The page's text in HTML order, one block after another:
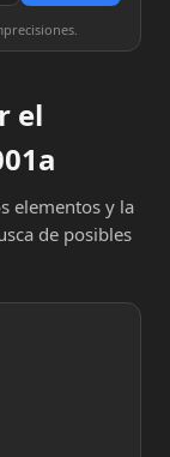
el
elementos y la
de posibles